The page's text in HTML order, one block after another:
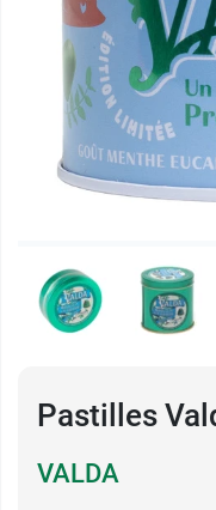
Pastilles
VALDA